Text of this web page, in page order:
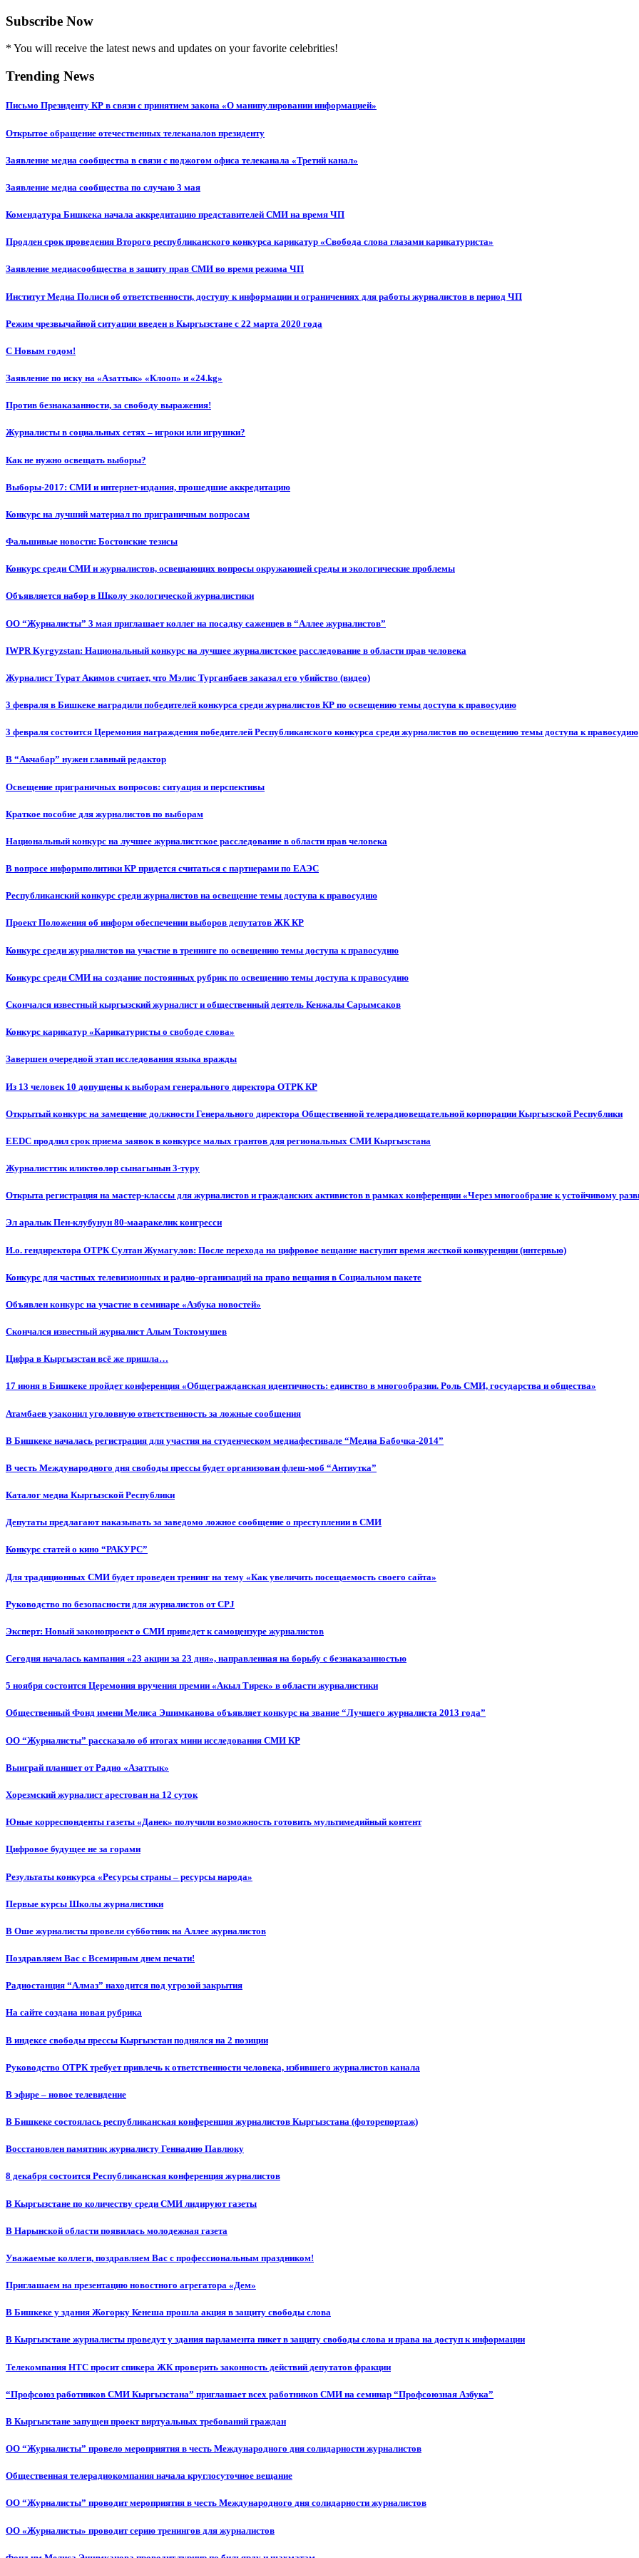
Subscribe Now
* You will receive the latest news and updates on your favorite celebrities!
Trending News
Письмо Президенту КР в связи с принятием закона «О манипулировании информацией»
Открытое обращение отечественных телеканалов президенту
Заявление медиа сообщества в связи с поджогом офиса телеканала «Третий канал»
Заявление медиа сообщества по случаю 3 мая
Комендатура Бишкека начала аккредитацию представителей СМИ на время ЧП
Продлен срок проведения Второго республиканского конкурса карикатур «Свобода слова глазами карикатуриста»
Заявление медиасообщества в защиту прав СМИ во время режима ЧП
Институт Медиа Полиси об ответственности, доступу к информации и ограничениях для работы журналистов в период ЧП
Режим чрезвычайной ситуации введен в Кыргызстане с 22 марта 2020 года
С Новым годом!
Заявление по иску на «Азаттык» «Клооп» и «24.kg»
Против безнаказанности, за свободу выражения!
Журналисты в социальных сетях – игроки или игрушки?
Как не нужно освещать выборы?
Выборы-2017: СМИ и интернет-издания, прошедшие аккредитацию
Конкурс на лучший материал по приграничным вопросам
Фальшивые новости: Бостонские тезисы
Конкурс среди СМИ и журналистов, освещающих вопросы окружающей среды и экологические проблемы
Объявляется набор в Школу экологической журналистики
ОО “Журналисты” 3 мая приглашает коллег на посадку саженцев в “Аллее журналистов”
IWPR Kyrgyzstan: Национальный конкурс на лучшее журналистское расследование в области прав человека
Журналист Турат Акимов считает, что Мэлис Турганбаев заказал его убийство (видео)
3 февраля в Бишкеке наградили победителей конкурса среди журналистов КР по освещению темы доступа к правосудию
3 февраля состоится Церемония награждения победителей Республиканского конкурса среди журналистов по освещению темы доступа к правосудию
В “Акчабар” нужен главный редактор
Освещение приграничных вопросов: ситуация и перспективы
Краткое пособие для журналистов по выборам
Национальный конкурс на лучшее журналистское расследование в области прав человека
В вопросе информполитики КР придется считаться с партнерами по ЕАЭС
Республиканский конкурс среди журналистов на освещение темы доступа к правосудию
Проект Положения об информ обеспечении выборов депутатов ЖК КР
Конкурс среди журналистов на участие в тренинге по освещению темы доступа к правосудию
Конкурс среди СМИ на создание постоянных рубрик по освещению темы доступа к правосудию
Скончался известный кыргызский журналист и общественный деятель Кенжалы Сарымсаков
Конкурс карикатур «Карикатуристы о свободе слова»
Завершен очередной этап исследования языка вражды
Из 13 человек 10 допущены к выборам генерального директора ОТРК КР
Открытый конкурс на замещение должности Генерального директора Общественной телерадиовещательной корпорации Кыргызской Республики
EEDC продлил срок приема заявок в конкурсе малых грантов для региональных СМИ Кыргызстана
Журналисттик иликтөөлөр сынагынын 3-туру
Открыта регистрация на мастер-классы для журналистов и гражданских активистов в рамках конференции «Через многообразие к устойчивому
Эл аралык Пен-клубунун 80-мааракелик конгресси
И.о. гендиректора ОТРК Султан Жумагулов: После перехода на цифровое вещание наступит время жесткой конкуренции (интервью)
Конкурс для частных телевизионных и радио-организаций на право вещания в Социальном пакете
Объявлен конкурс на участие в семинаре «Азбука новостей»
Cкончался известный журналист Алым Токтомушев
Цифра в Кыргызстан всё же пришла…
17 июня в Бишкеке пройдет конференция «Общегражданская идентичность: единство в многообразии. Роль СМИ, государства и общества»
Атамбаев узаконил уголовную ответственность за ложные сообщения
В Бишкеке началась регистрация для участия на студенческом медиафестивале “Медиа Бабочка-2014”
В честь Международного дня свободы прессы будет организован флеш-моб “Антиутка”
Каталог медиа Кыргызской Республики
Депутаты предлагают наказывать за заведомо ложное сообщение о преступлении в СМИ
Конкурс статей о кино “РАКУРС”
Для традиционных СМИ будет проведен тренинг на тему «Как увеличить посещаемость своего сайта»
Руководство по безопасности для журналистов от CPJ
Эксперт: Новый законопроект о СМИ приведет к самоцензуре журналистов
Сегодня началась кампания «23 акции за 23 дня», направленная на борьбу с безнаказанностью
5 ноября состоится Церемония вручения премии «Акыл Тирек» в области журналистики
Общественный Фонд имени Мелиса Эшимканова объявляет конкурс на звание “Лучшего журналиста 2013 года”
ОО “Журналисты” рассказало об итогах мини исследования СМИ КР
Выиграй планшет от Радио «Азаттык»
Хорезмский журналист арестован на 12 суток
Юные корреспонденты газеты «Данек» получили возможность готовить мультимедийный контент
Цифровое будущее не за горами
Результаты конкурса «Ресурсы страны – ресурсы народа»
Первые курсы Школы журналистики
В Оше журналисты провели субботник на Аллее журналистов
Поздравляем Вас с Всемирным днем печати!
Радиостанция “Алмаз” находится под угрозой закрытия
На сайте создана новая рубрика
В индексе свободы прессы Кыргызстан поднялся на 2 позиции
Руководство ОТРК требует привлечь к ответственности человека, избившего журналистов канала
В эфире – новое телевидение
В Бишкеке состоялась республиканская конференция журналистов Кыргызстана (фоторепортаж)
Восстановлен памятник журналисту Геннадию Павлюку
8 декабря состоится Республиканская конференция журналистов
В Кыргызстане по количеству среди СМИ лидируют газеты
В Нарынской области появилась молодежная газета
Уважаемые коллеги, поздравляем Вас с профессиональным праздником!
Приглашаем на презентацию новостного агрегатора «Дем»
В Бишкеке у здания Жогорку Кенеша прошла акция в защиту свободы слова
В Кыргызстане журналисты проведут у здания парламента пикет в защиту свободы слова и права на доступ к информации
Телекомпания НТС просит спикера ЖК проверить законность действий депутатов фракции
“Профсоюз работников СМИ Кыргызстана” приглашает всех работников СМИ на семинар “Профсоюзная Азбука”
В Кыргызстане запущен проект виртуальных требований граждан
ОО “Журналисты” провело мероприятия в честь Международного дня солидарности журналистов
Общественная телерадиокомпания начала круглосуточное вещание
ОО “Журналисты” проводит мероприятия в честь Международного дня солидарности журналистов
ОО «Журналисты» проводит серию тренингов для журналистов